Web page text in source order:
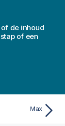
de inhoud
of een
Max